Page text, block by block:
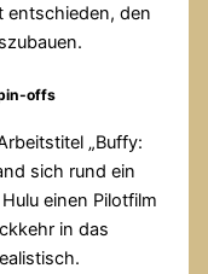
entschieden, den
offs
„Buffy:
sich rund ein
einen Pilotfilm
in das